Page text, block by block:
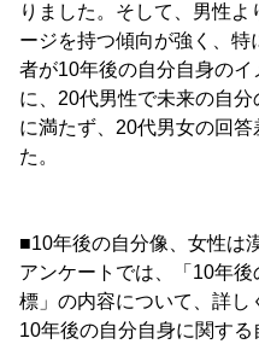
りました。そして、男性
ージを持つ傾向が強く、
者が10年後の自分自身の
に、20代男性で未来の自
に満たず、20代男女の回
た。
■10年後の自分像、女性は
アンケートでは、「10年
標」の内容について、詳し
10年後の自分自身に関す